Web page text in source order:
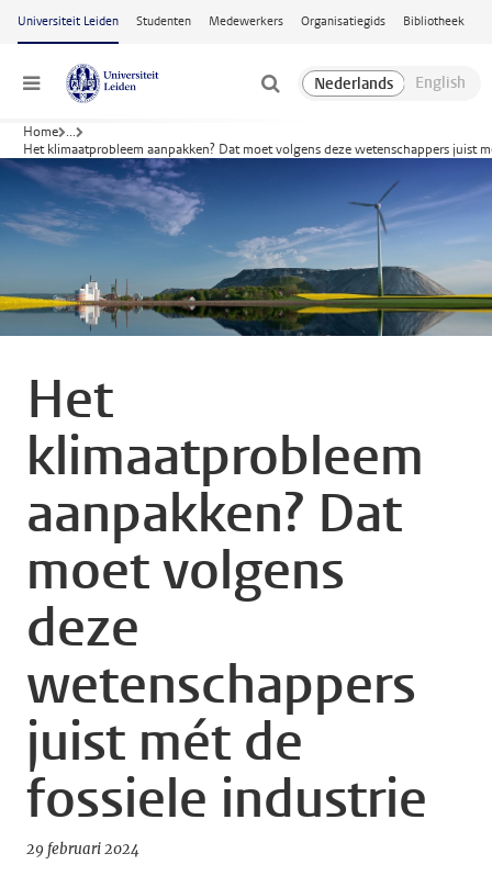
Ga naar hoofdinhoud
Universiteit Leiden Studenten Medewerkers Organisatiegids Bibliotheek
Menu
Home ...
Het klimaatprobleem aanpakken? Dat moet volgens deze wetenschappers juist
Het
klimaatprobleem
aanpakken? Dat
moet volgens
deze
wetenschappers
juist mét de
fossiele industrie
29 februari 2024